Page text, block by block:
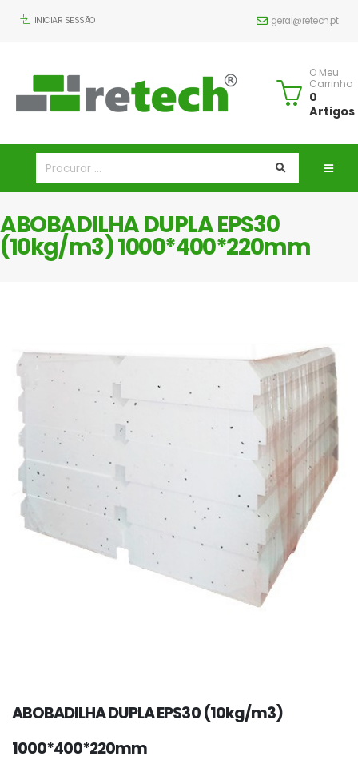
INICIAR SESSÃO geral@retech.pt
O Meu
Carrinho
0
Artigos
ABOBADILHA DUPLA EPS30
(10kg/m3) 1000*400*220mm
ABOBADILHA DUPLA EPS30 (10kg/m3)
1000*400*220mm